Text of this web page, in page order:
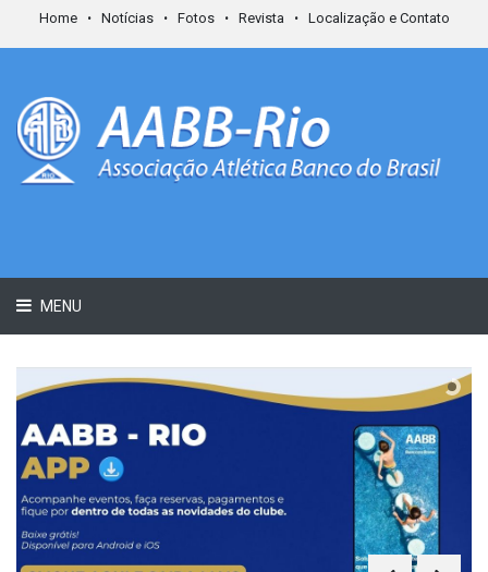
Home Notícias Fotos Revista Localização e Contato
MENU